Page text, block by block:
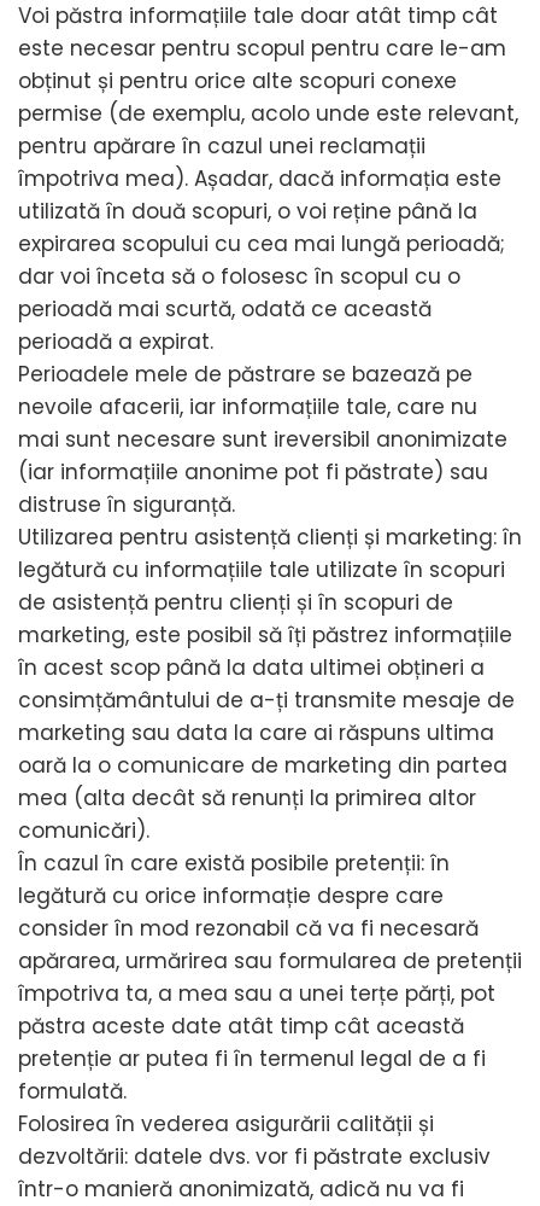
Voi păstra informațiile tale doar atât timp cât
este necesar pentru scopul pentru care le-am
obținut și pentru orice alte scopuri conexe
permise (de exemplu, acolo unde este relevant,
pentru apărare în cazul unei reclamații
împotriva mea). Așadar, dacă informația este
utilizată în două scopuri, o voi reține până la
expirarea scopului cu cea mai lungă perioadă;
dar voi înceta să o folosesc în scopul cu o
perioadă mai scurtă, odată ce această
perioadă a expirat.
Perioadele mele de păstrare se bazează pe
nevoile afacerii, iar informațiile tale, care nu
mai sunt necesare sunt ireversibil anonimizate
(iar informațiile anonime pot fi păstrate) sau
distruse în siguranță.
Utilizarea pentru asistență clienți și marketing: în
legătură cu informațiile tale utilizate în scopuri
de asistență pentru clienți și în scopuri de
marketing, este posibil să îți păstrez informațiile
în acest scop până la data ultimei obțineri a
consimțământului de a-ți transmite mesaje de
marketing sau data la care ai răspuns ultima
oară la o comunicare de marketing din partea
mea (alta decât să renunți la primirea altor
comunicări).
În cazul în care există posibile pretenții: în
legătură cu orice informație despre care
consider în mod rezonabil că va fi necesară
apărarea, urmărirea sau formularea de pretenții
împotriva ta, a mea sau a unei terțe părți, pot
păstra aceste date atât timp cât această
pretenție ar putea fi în termenul legal de a fi
formulată.
Folosirea în vederea asigurării calității și
dezvoltării: datele dvs. vor fi păstrate exclusiv
într-o manieră anonimizată, adică nu va fi